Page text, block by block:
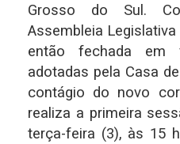
Grosso do Sul.
Assembleia
então fechada em
adotadas pela Casa
contágio do novo
realiza a primeira
terça-feira (3), às 15